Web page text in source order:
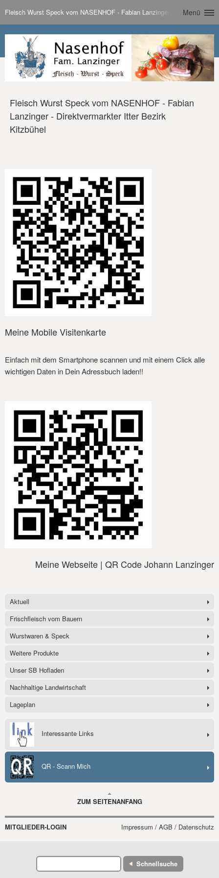
Fleisch Wurst Speck vom NASENHOF - Fabian Lanzinger - Menü
Fleisch Wurst Speck vom NASENHOF - Fabian
Lanzinger - Direktvermarkter Itter Bezirk
Kitzbühel
Meine Mobile Visitenkarte
Einfach mit dem Smartphone scannen und mit einem Click alle
wichtigen Daten in Dein Adressbuch laden!!
Meine Webseite | QR Code Johann Lanzinger
Aktuell
Frischfleisch vom Bauern
Wurstwaren & Speck
Weitere Produkte
Unser SB Hofladen
Nachhaltige Landwirtschaft
Lageplan
Interessante Links
QR - Scann Mich
ZUM SEITENANFANG
MITGLIEDER-LOGIN Impressum / AGB / Datenschutz
Schnellsuche